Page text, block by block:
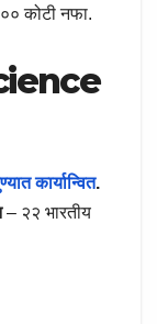
कोटी नफा.
कार्यान्वित.
– २२ भारतीय